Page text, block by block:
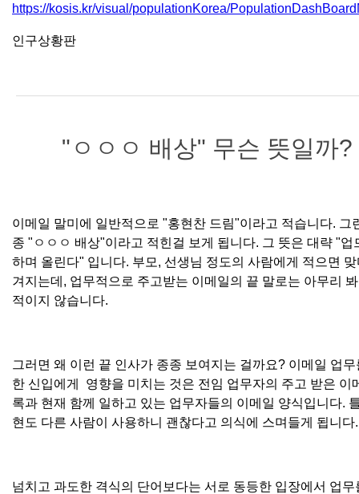
https://kosis.kr/visual/populationKorea/
인구상황판
"ㅇㅇㅇ 배상" 무슨 뜻일까?
이메일 말미에 일반적으로 "홍현찬 드림"이라고 적습니다. 그
종 "ㅇㅇㅇ 배상"이라고 적힌걸 보게 됩니다. 그 뜻은 대략 "업
하며 올린다" 입니다. 부모, 선생님 정도의 사람에게 적으면
겨지는데, 업무적으로 주고받는 이메일의 끝 말로는 아무리
적이지 않습니다.
그러면 왜 이런 끝 인사가 종종 보여지는 걸까요? 이메일 업무
한 신입에게 영향을 미치는 것은 전임 업무자의 주고 받은 이
록과 현재 함께 일하고 있는 업무자들의 이메일 양식입니다.
현도 다른 사람이 사용하니 괜찮다고 의식에 스며들게 됩니다.
넘치고 과도한 격식의 단어보다는 서로 동등한 입장에서 업무